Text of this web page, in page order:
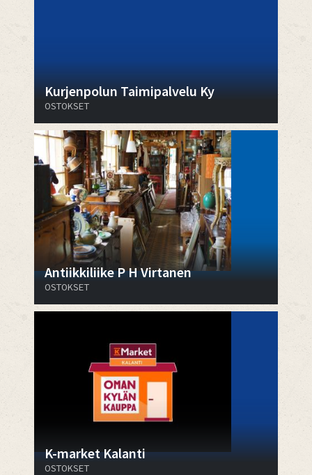
Kurjenpolun Taimipalvelu Ky
OSTOKSET
Antiikkiliike P H Virtanen
OSTOKSET
K-market Kalanti
OSTOKSET